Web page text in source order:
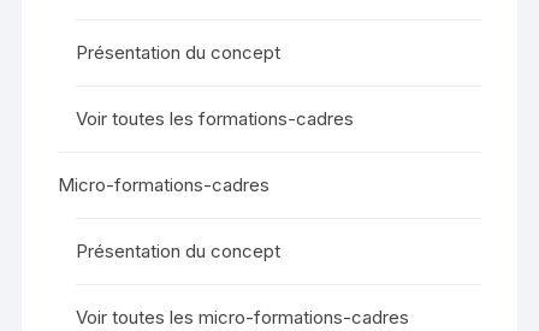
Présentation du concept
Voir toutes les formations-cadres
Micro-formations-cadres
Présentation du concept
Voir toutes les micro-formations-cadres